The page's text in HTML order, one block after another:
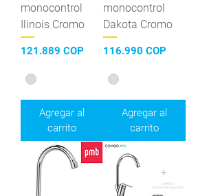
monocontrol
Ilinois Cromo
Precio
121.889 COP
Agregar al
carrito
monocontrol
Dakota Cromo
Precio
116.990 COP
Agregar al
carrito